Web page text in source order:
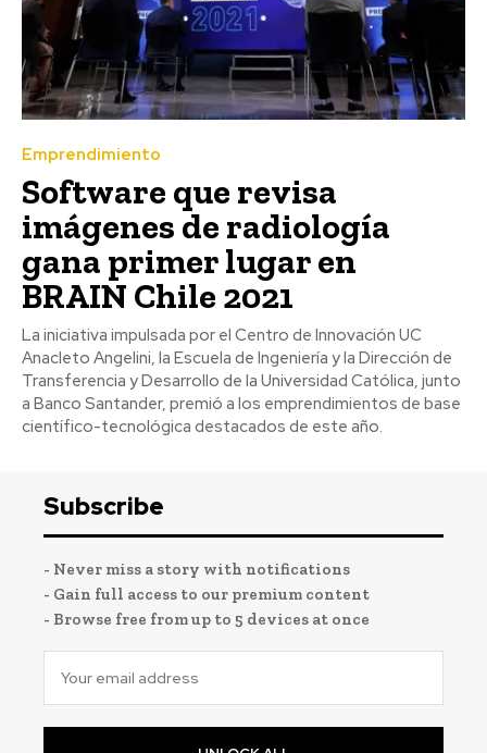
Emprendimiento
Software que revisa
imágenes de radiología
gana primer lugar en
BRAIN Chile 2021
La iniciativa impulsada por el Centro de Innovación UC
Anacleto Angelini, la Escuela de Ingeniería y la Dirección de
Transferencia y Desarrollo de la Universidad Católica, junto
a Banco Santander, premió a los emprendimientos de base
científico-tecnológica destacados de este año.
Subscribe
- Never miss a story with notifications
- Gain full access to our premium content
- Browse free from up to 5 devices at once